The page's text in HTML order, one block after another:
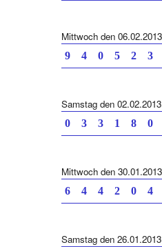
Mittwoch den 06.02.2013
9 4 0 5 2 3
Samstag den 02.02.2013
0 3 3 1 8 0
Mittwoch den 30.01.2013
6 4 4 2 0 4
Samstag den 26.01.2013